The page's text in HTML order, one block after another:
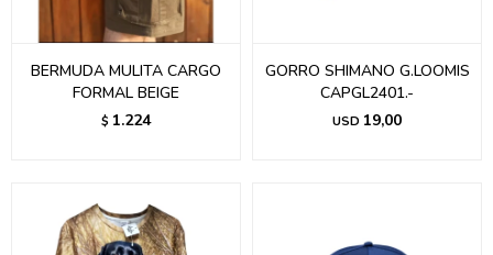
BERMUDA MULITA CARGO
FORMAL BEIGE
$ 1.224
GORRO SHIMANO G.LOOMIS
CAPGL2401.-
USD 19,00